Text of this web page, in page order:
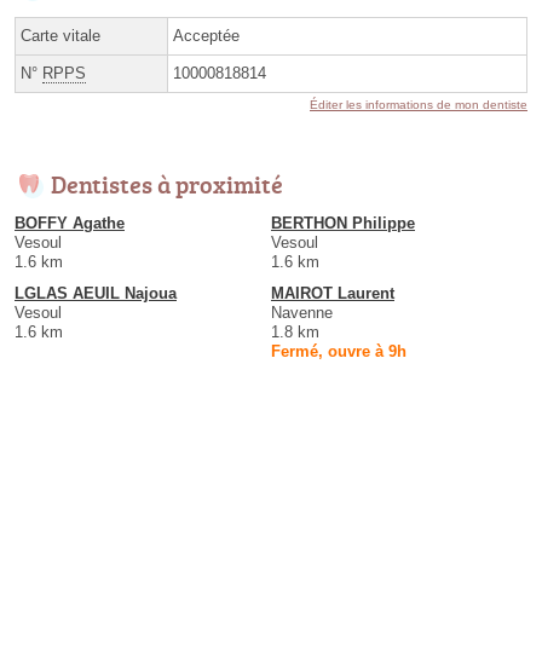
Carte vitale Acceptée
N° RPPS 10000818814
Éditer les informations de mon dentiste
Dentistes à proximité
BOFFY Agathe
Vesoul
1.6 km
BERTHON Philippe
Vesoul
1.6 km
LGLAS AEUIL Najoua
Vesoul
1.6 km
MAIROT Laurent
Navenne
1.8 km
Fermé, ouvre à 9h